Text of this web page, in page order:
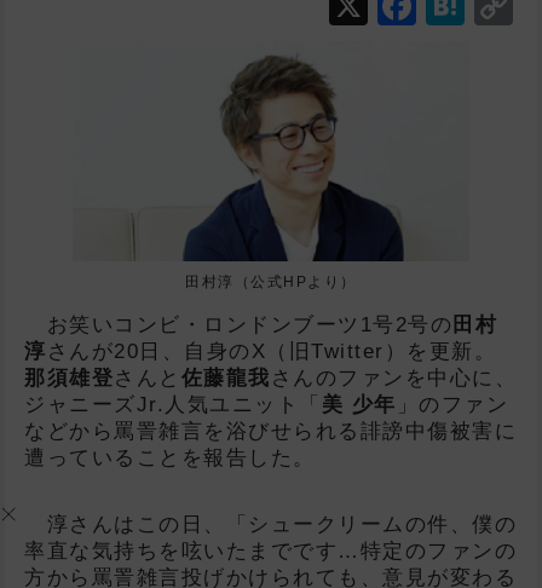
田村淳（公式HPより）
お笑いコンビ・ロンドンブーツ1号2号の 田村
淳 さんが20日、自身のX（旧Twitter）を更新。
那須雄登さんと 佐藤龍我 さんのファンを中心に、
ジャニーズJr.人気ユニット「 美 少年 」のファン
などから罵詈雑言を浴びせられる誹謗中傷被害に
遭っていることを報告した。
淳さんはこの日、「シュークリームの件、僕の
率直な気持ちを呟いたまでです…特定のファンの
方から罵詈雑言投げかけられても、意見が変わる